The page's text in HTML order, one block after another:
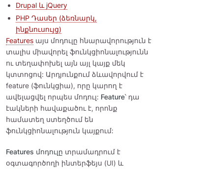
Drupal և jQuery
PHP Դասեր (ձեռնարկ,
ինքնուսույց)
Features այս մոդուլը հնարավորություն է
տալիս միավորել ֆունկցիոնալությունն
ու տեղափոխել այն այլ կայք մեկ
կտտոցով: Արդյունքում ձևավորվում է
feature (ֆունկցիա), որը կարող է
ավելացվել որպես մոդուլ: Feature՝ դա
էակների հավաքածու է, որոնք
համատեղ ստեղծում են
ֆունկցիոնալություն կայքում:
Features մոդուլը տրամադրում է
օգտագործողի ինտերֆեյս (UI) և